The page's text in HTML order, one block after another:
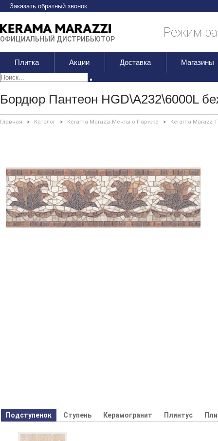
Заказать обратный звонок
ОФИЦИАЛЬНЫЙ ДИСТРИБЬЮТОР Режим
Плитка Акции Доставка Магазины
Бордюр Пантеон HGD\A232\6000L
Главная > Каталог > Kerama Marazzi Мечты о Париже > Kerama Marazzi
Подступенок Ступень Керамогранит Плинтус
Декор Бордюр